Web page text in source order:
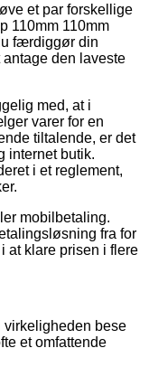
et par forskellige
110mm 110mm
færdiggør din
den laveste
med, at i
varer for en
tiltalende, er det
internet butik.
i et reglement,
mobilbetaling.
fra for
at klare prisen i flere
virkeligheden bese
et omfattende